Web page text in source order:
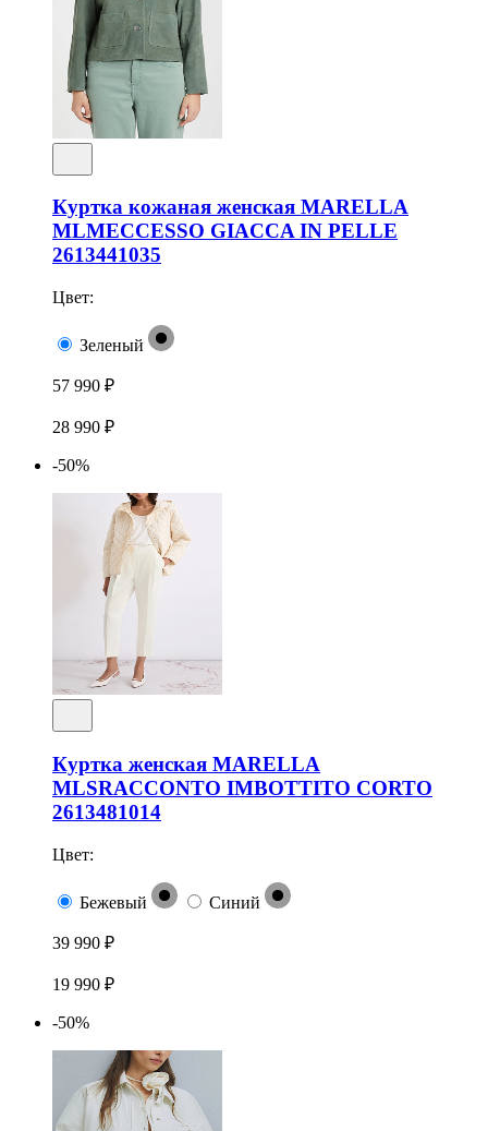
Куртка кожаная женская MARELLA
MLMECCESSO GIACCA IN PELLE
2613441035
Цвет:
Зеленый
57 990 ₽
28 990 ₽
-50%
Куртка женская MARELLA
MLSRACCONTO IMBOTTITO CORTO
2613481014
Цвет:
Бежевый Синий
39 990 ₽
19 990 ₽
-50%